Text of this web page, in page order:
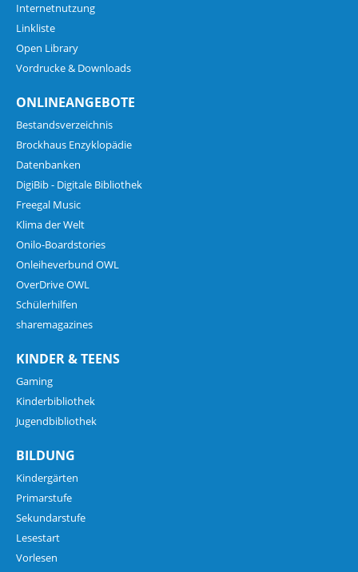
Internetnutzung
Linkliste
Open Library
Vordrucke & Downloads
ONLINEANGEBOTE
Bestandsverzeichnis
Brockhaus Enzyklopädie
Datenbanken
DigiBib - Digitale Bibliothek
Freegal Music
Klima der Welt
Onilo-Boardstories
Onleiheverbund OWL
OverDrive OWL
Schülerhilfen
sharemagazines
KINDER & TEENS
Gaming
Kinderbibliothek
Jugendbibliothek
BILDUNG
Kindergärten
Primarstufe
Sekundarstufe
Lesestart
Vorlesen